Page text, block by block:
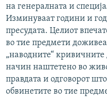
на генералната и
Изминуваат години и
пресудата. Целиот
во тие предмети
„наводните“
начин наштетено во
правдата и одговорот
обвинетите во тие